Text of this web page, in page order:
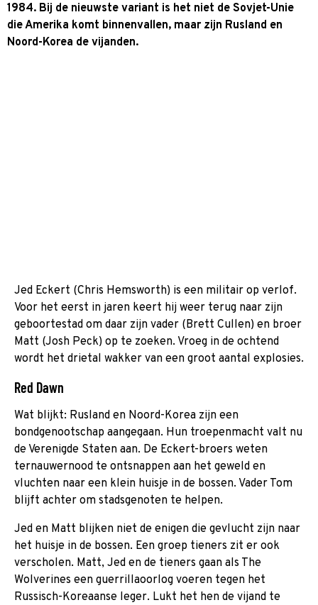
1984. Bij de nieuwste variant is het niet de Sovjet-Unie
die Amerika komt binnenvallen, maar zijn Rusland en
Noord-Korea de vijanden.
Jed Eckert (Chris Hemsworth) is een militair op verlof.
Voor het eerst in jaren keert hij weer terug naar zijn
geboortestad om daar zijn vader (Brett Cullen) en broer
Matt (Josh Peck) op te zoeken. Vroeg in de ochtend
wordt het drietal wakker van een groot aantal explosies.
Red Dawn
Wat blijkt: Rusland en Noord-Korea zijn een
bondgenootschap aangegaan. Hun troepenmacht valt nu
de Verenigde Staten aan. De Eckert-broers weten
ternauwernood te ontsnappen aan het geweld en
vluchten naar een klein huisje in de bossen. Vader Tom
blijft achter om stadsgenoten te helpen.
Jed en Matt blijken niet de enigen die gevlucht zijn naar
het huisje in de bossen. Een groep tieners zit er ook
verscholen. Matt, Jed en de tieners gaan als The
Wolverines een guerrillaoorlog voeren tegen het
Russisch-Koreaanse leger. Lukt het hen de vijand te